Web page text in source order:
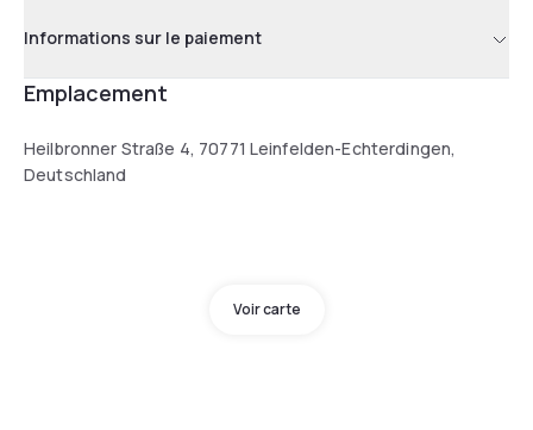
Informations sur le paiement
Emplacement
Heilbronner Straße 4, 70771 Leinfelden-Echterdingen,
Deutschland
Voir carte